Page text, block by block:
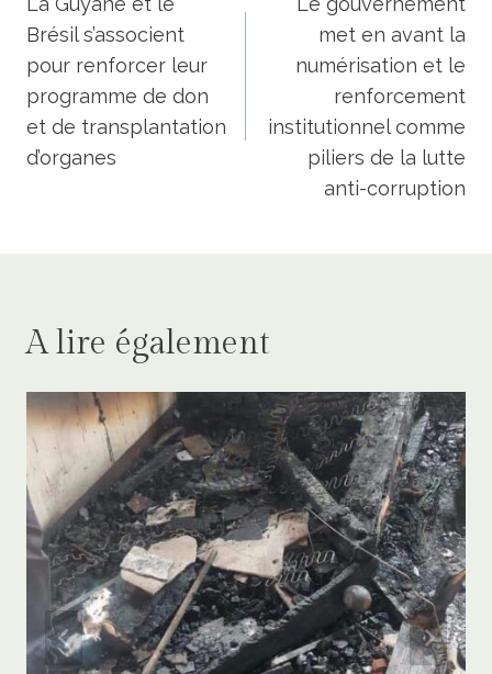
de
l’article
Brésil s’associent
pour renforcer leur
programme de don
et de transplantation
d’organes
met en avant la
numérisation et le
renforcement
institutionnel comme
piliers de la lutte
anti-corruption
A lire également